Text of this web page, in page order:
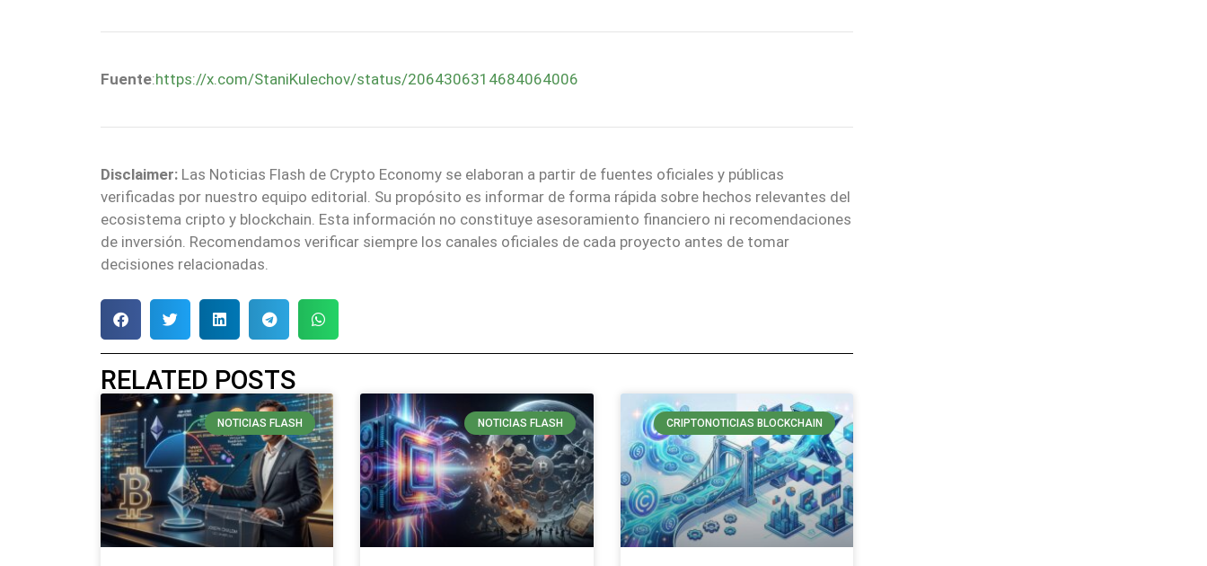
Fuente:https://x.com/StaniKulechov/status/2064306314684064006
Disclaimer: Las Noticias Flash de Crypto Economy se elaboran a partir de fuentes oficiales y públicas
verificadas por nuestro equipo editorial. Su propósito es informar de forma rápida sobre hechos relevantes del
ecosistema cripto y blockchain. Esta información no constituye asesoramiento financiero ni recomendaciones
de inversión. Recomendamos verificar siempre los canales oficiales de cada proyecto antes de tomar
decisiones relacionadas.
RELATED POSTS
NOTICIAS FLASH NOTICIAS FLASH CRIPTONOTICIAS BLOCKCHAIN